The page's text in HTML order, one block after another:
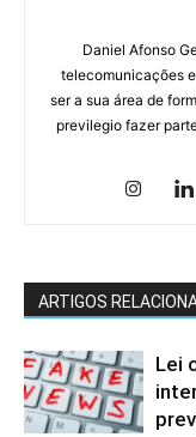
Daniel Afonso
telecomunicações
ser a sua área de
previlegio fazer
ARTIGOS
Lei